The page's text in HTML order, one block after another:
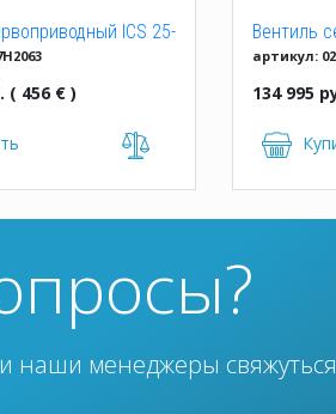
ICS 25-
( 456 € )
Вентиль
1, 65 D
артикул:
134 995
наши менеджеры